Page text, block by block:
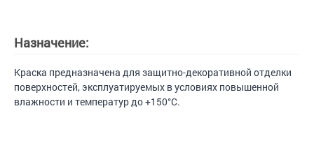
Назначение:
Краска предназначена для защитно-декоративной отделки
поверхностей, эксплуатируемых в условиях повышенной
влажности и температур до +150°С.